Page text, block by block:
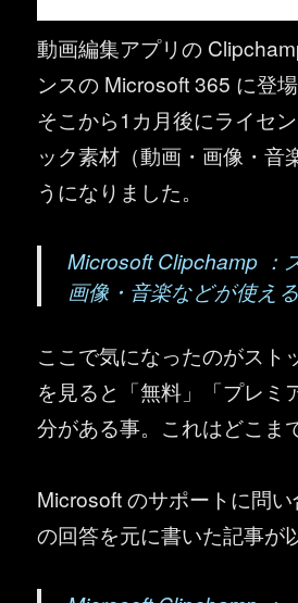
動画編集アプリの
ンスの Microsoft 365 に登場
そこから1カ月後にライセ
ック素材（動画・画像・音
うになりました。
Microsoft Clipchamp ：
画像・音楽などが使え
ここで気になったのがスト
を見ると「無料」「プレミ
分がある事。これはどこま
Microsoft のサポートに問
の回答を元に書いた記事が